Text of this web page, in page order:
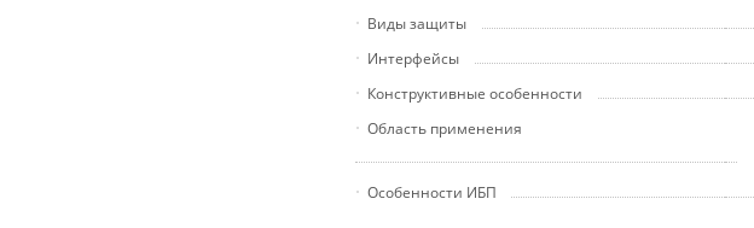
Виды защиты
Интерфейсы
Конструктивные особенности
Область применения
Особенности ИБП